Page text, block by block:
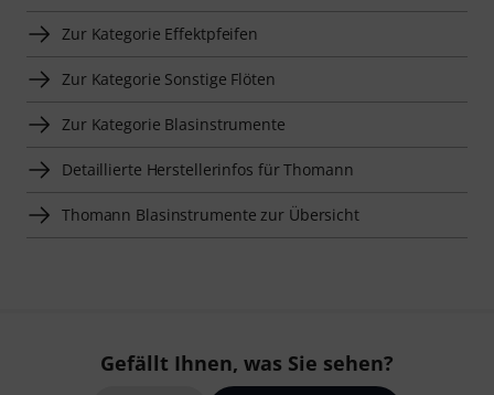
Zur Kategorie Effektpfeifen
Zur Kategorie Sonstige Flöten
Zur Kategorie Blasinstrumente
Detaillierte Herstellerinfos für Thomann
Thomann Blasinstrumente zur Übersicht
Gefällt Ihnen, was Sie sehen?